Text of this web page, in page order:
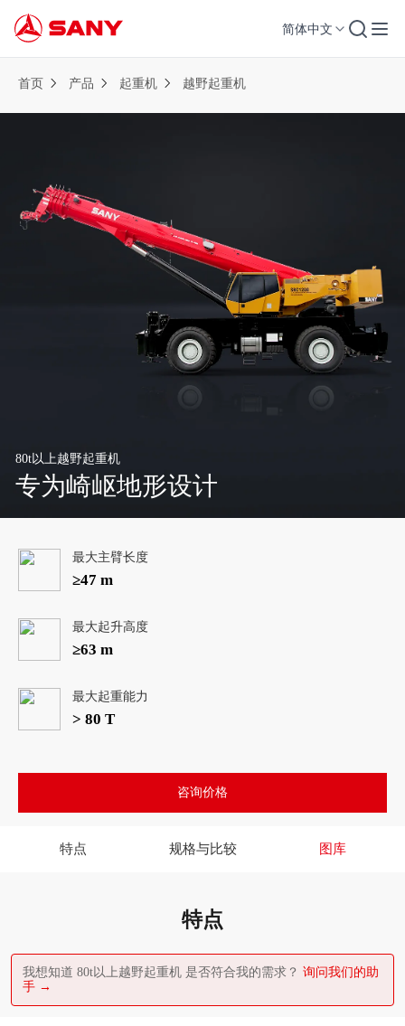
简体中文
首页 产品 起重机 越野起重机
80t以上越野起重机
专为崎岖地形设计
最大主臂长度
≥47 m
最大起升高度
≥63 m
最大起重能力
> 80 T
咨询价格
特点 规格与比较 图库
特点
我想知道 80t以上越野起重机 是否符合我的需求？ 询问我们的助
手 →